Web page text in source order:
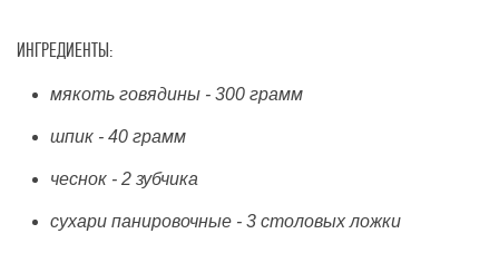
ИНГРЕДИЕНТЫ:
мякоть говядины - 300 грамм
шпик - 40 грамм
чеснок - 2 зубчика
сухари панировочные - 3 столовых ложки